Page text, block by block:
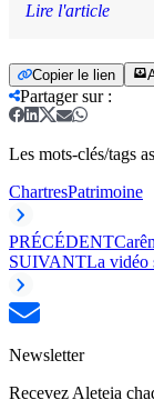
Lire l'article
Copier le lien
Partager sur:
Les mots-clés/tags
ChartresPatrimoine
PRÉCÉDENT
SUIVANTLa vidéo
Newsletter
Recevez Aleteia